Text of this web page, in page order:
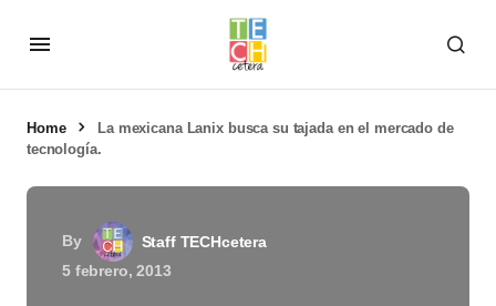
Home
La mexicana Lanix busca su tajada en el mercado de
tecnología.
By
Staff TECHcetera
5 febrero, 2013